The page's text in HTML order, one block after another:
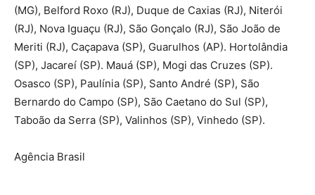
(MG), Belford Roxo (RJ), Duque de Caxias (RJ), Niterói
(RJ), Nova Iguaçu (RJ), São Gonçalo (RJ), São João de
Meriti (RJ), Caçapava (SP), Guarulhos (AP). Hortolândia
(SP), Jacareí (SP). Mauá (SP), Mogi das Cruzes (SP).
Osasco (SP), Paulínia (SP), Santo André (SP), São
Bernardo do Campo (SP), São Caetano do Sul (SP),
Taboão da Serra (SP), Valinhos (SP), Vinhedo (SP).
Agência Brasil